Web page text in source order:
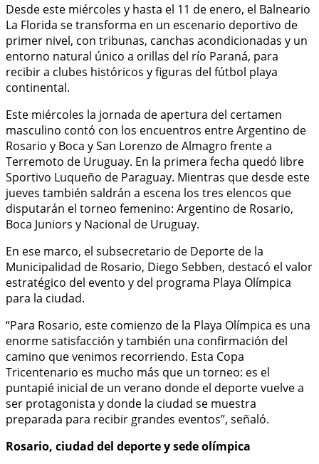
Desde este miércoles y hasta el 11 de enero, el Balneario
La Florida se transforma en un escenario deportivo de
primer nivel, con tribunas, canchas acondicionadas y un
entorno natural único a orillas del río Paraná, para
recibir a clubes históricos y figuras del fútbol playa
continental.
Este miércoles la jornada de apertura del certamen
masculino contó con los encuentros entre Argentino de
Rosario y Boca y San Lorenzo de Almagro frente a
Terremoto de Uruguay. En la primera fecha quedó libre
Sportivo Luqueño de Paraguay. Mientras que desde este
jueves también saldrán a escena los tres elencos que
disputarán el torneo femenino: Argentino de Rosario,
Boca Juniors y Nacional de Uruguay.
En ese marco, el subsecretario de Deporte de la
Municipalidad de Rosario, Diego Sebben, destacó el valor
estratégico del evento y del programa Playa Olímpica
para la ciudad.
“Para Rosario, este comienzo de la Playa Olímpica es una
enorme satisfacción y también una confirmación del
camino que venimos recorriendo. Esta Copa
Tricentenario es mucho más que un torneo: es el
puntapié inicial de un verano donde el deporte vuelve a
ser protagonista y donde la ciudad se muestra
preparada para recibir grandes eventos”, señaló.
Rosario, ciudad del deporte y sede olímpica